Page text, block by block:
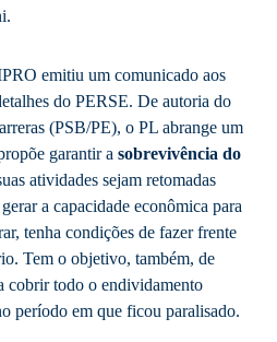
emitiu um comunicado aos
do PERSE. De autoria do
(PSB/PE), o PL abrange um
garantir a sobrevivência do
atividades sejam retomadas
a capacidade econômica para
tenha condições de fazer frente
Tem o objetivo, também, de
cobrir todo o endividamento
período em que ficou paralisado.